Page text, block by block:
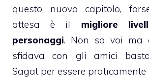
questo nuovo capitolo,
attesa è il migliore
personaggi. Non so voi ma
sfidava con gli amici
Sagat per essere